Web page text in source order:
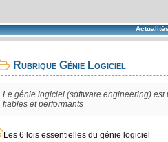
Rubrique Génie Logiciel
Le génie logiciel (software engineering)
fiables et performants
Les 6 lois essentielles du génie logiciel